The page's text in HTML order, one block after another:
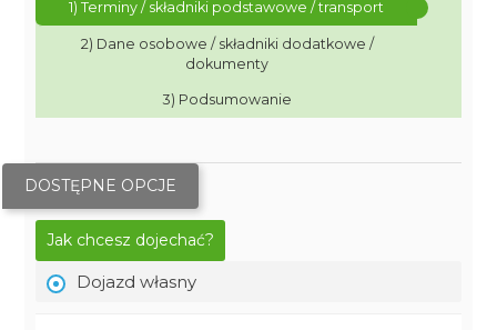
1) Terminy / składniki podstawowe / transport
2) Dane osobowe / składniki dodatkowe /
dokumenty
3) Podsumowanie
DOSTĘPNE OPCJE
Jak chcesz dojechać?
Dojazd własny